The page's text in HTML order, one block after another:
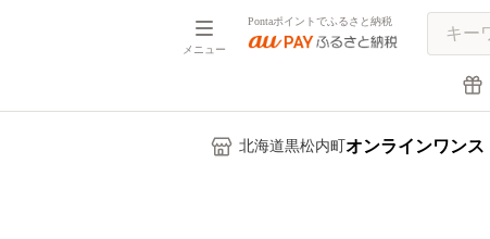
メニュー
Pontaポイントでふるさと納税
北海道黒松内町 オンラインワンス